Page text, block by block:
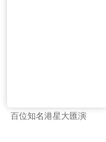
百位知名港星大匯演